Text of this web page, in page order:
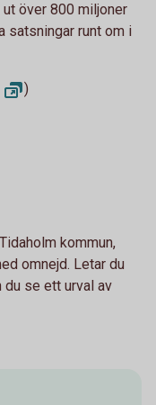
över 800 miljoner
satsningar runt om i
)
kommun,
omnejd. Letar du
du se ett urval av